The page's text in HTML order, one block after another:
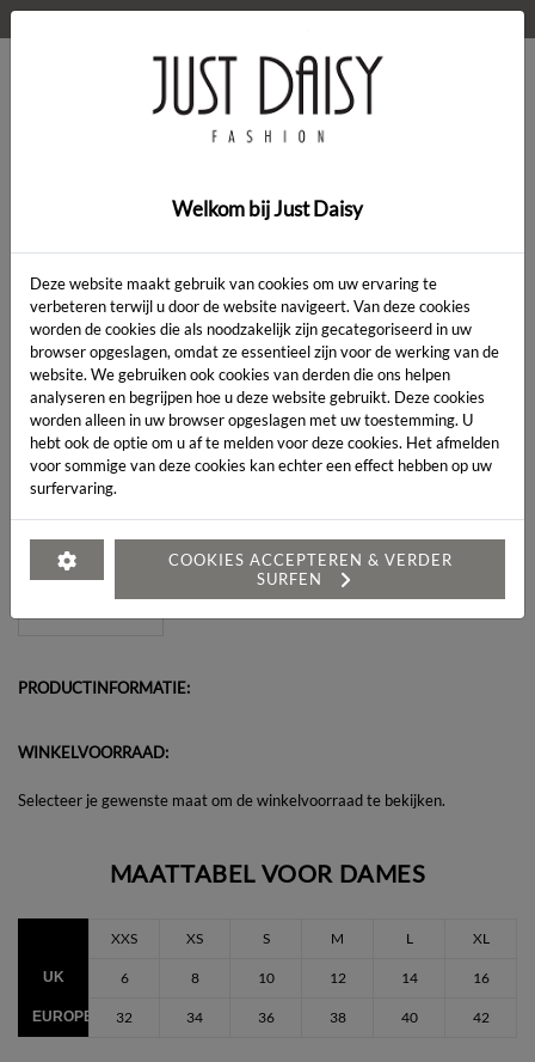
> Kleding
Artikelcode:
LENGTE:*
MAAT:*
Heeft u een vraag over dit artikel?
PRODUCTINFORMATIE:
WINKELVOORRAAD:
Selecteer je gewenste maat om de winkelvoorraad te bekijken.
MAATTABEL VOOR DAMES
XXS XS S M L XL
UK 6 8 10 12 14 16
EUROPEES 32 34 36 38 40 42
Welkom bij Just Daisy
Deze website maakt gebruik van cookies om uw ervaring te
verbeteren terwijl u door de website navigeert. Van deze cookies
worden de cookies die als noodzakelijk zijn gecategoriseerd in uw
browser opgeslagen, omdat ze essentieel zijn voor de werking van de
website. We gebruiken ook cookies van derden die ons helpen
analyseren en begrijpen hoe u deze website gebruikt. Deze cookies
worden alleen in uw browser opgeslagen met uw toestemming. U
hebt ook de optie om u af te melden voor deze cookies. Het afmelden
voor sommige van deze cookies kan echter een effect hebben op uw
surfervaring.
COOKIES ACCEPTEREN & VERDER
SURFEN